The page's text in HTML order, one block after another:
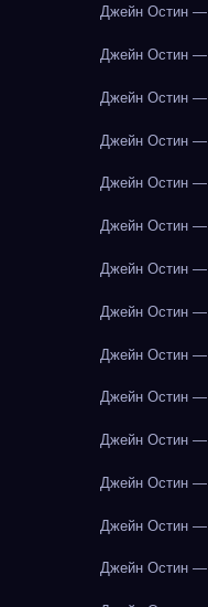
Джейн Остин —
Джейн Остин —
Джейн Остин —
Джейн Остин —
Джейн Остин —
Джейн Остин —
Джейн Остин —
Джейн Остин —
Джейн Остин —
Джейн Остин —
Джейн Остин —
Джейн Остин —
Джейн Остин —
Джейн Остин —